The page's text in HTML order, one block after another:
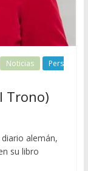
Noticias
Pers
Trono)
alemán,
su libro